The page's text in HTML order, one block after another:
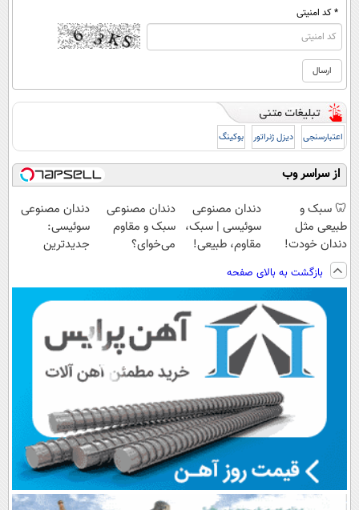
* کد امنیتی
اعتبارسنجی دیزل ژنراتور بوکینگ
از سراسر وب
🦷 سبک و
طبیعی مثل
دندان خودت!
نصب آسان و
پرداخت اقساطی
💳 📍 تهران
دندان مصنوعی
سوئیسی | سبک،
مقاوم، طبیعی!
رایگان+پرداخت
اقساطی😍
دندان مصنوعی
سبک و مقاوم
می‌خوای؟
📍تهران
دندان مصنوعی
سوئیسی:
جدیدترین
پرداخت قسطی
بازگشت به بالای صفحه